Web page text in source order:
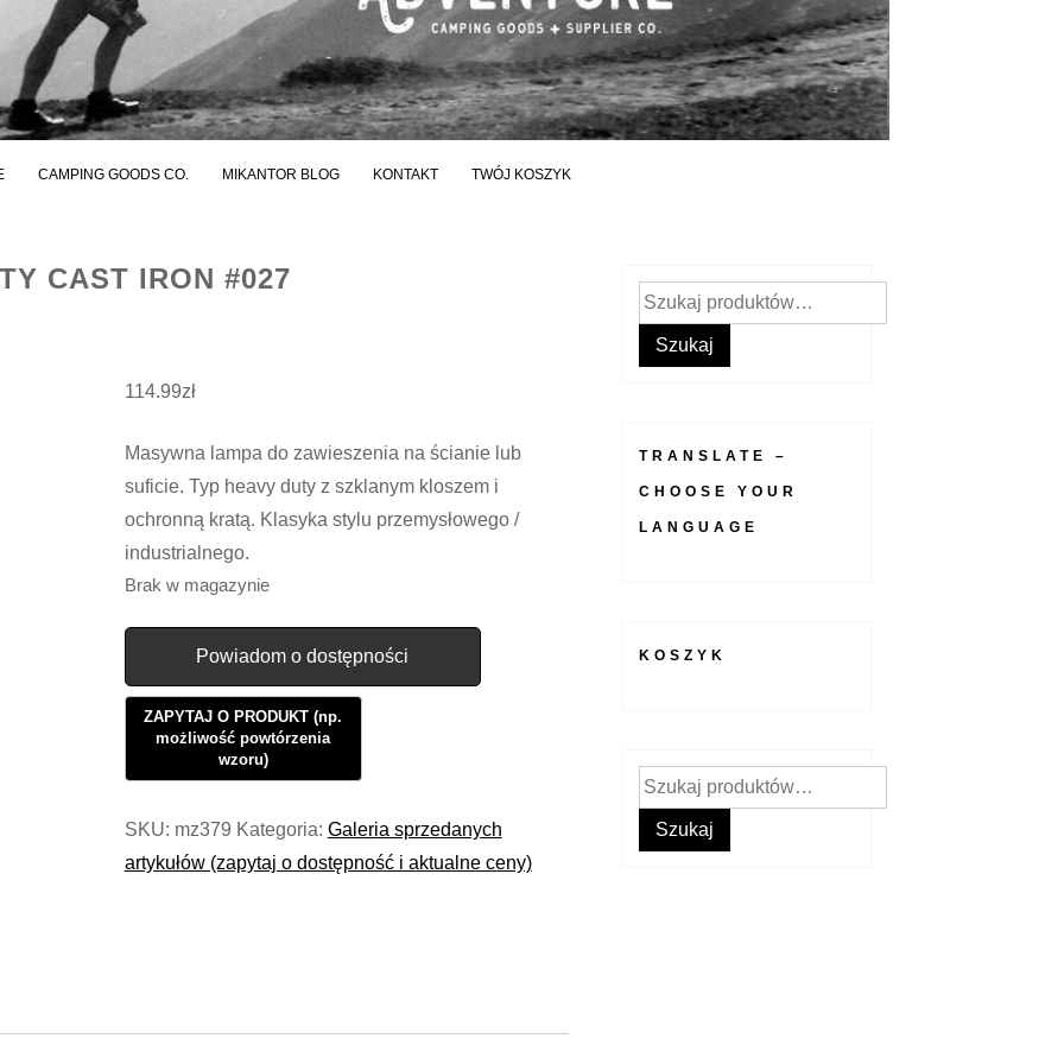
CAMPING GOODS CO. MIKANTOR BLOG KONTAKT TWÓJ KOSZYK
CAST IRON #027
114.99zł
Masywna lampa do zawieszenia na ścianie lub
suficie. Typ heavy duty z szklanym kloszem i
ochronną kratą. Klasyka stylu przemysłowego /
industrialnego.
Brak w magazynie
Powiadom o dostępności
SKU: mz379 Kategoria: Galeria sprzedanych
artykułów (zapytaj o dostępność i aktualne ceny)
Szukaj:
Szukaj
TRANSLATE –
CHOOSE YOUR
LANGUAGE
KOSZYK
Szukaj:
Szukaj